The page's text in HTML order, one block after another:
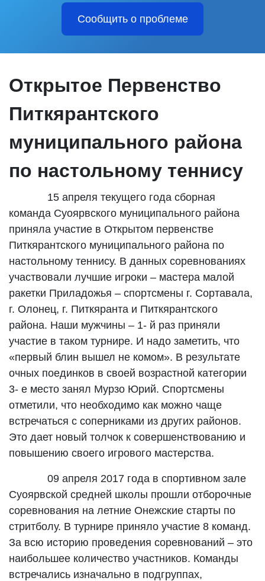
Сообщить о проблеме
Открытое Первенство
Питкярантского
муниципального района
по настольному теннису
15 апреля текущего года сборная
команда Суоярвского муниципального района
приняла участие в Открытом первенстве
Питкярантского муниципального района по
настольному теннису. В данных соревнованиях
участвовали лучшие игроки – мастера малой
ракетки Приладожья – спортсмены г. Сортавала,
г. Олонец, г. Питкяранта и Питкярантского
района. Наши мужчины – 1- й раз приняли
участие в таком турнире. И надо заметить, что
«первый блин вышел не комом». В результате
очных поединков в своей возрастной категории
3- е место занял Мурзо Юрий. Спортсмены
отметили, что необходимо как можно чаще
встречаться с соперниками из других районов.
Это дает новый толчок к совершенствованию и
повышению своего игрового мастерства.
09 апреля 2017 года в спортивном зале
Суоярвской средней школы прошли отборочные
соревнования на летние Онежские старты по
стритболу. В турнире приняло участие 8 команд.
За всю историю проведения соревнований – это
наибольшее количество участников. Команды
встречались изначально в подгруппах,